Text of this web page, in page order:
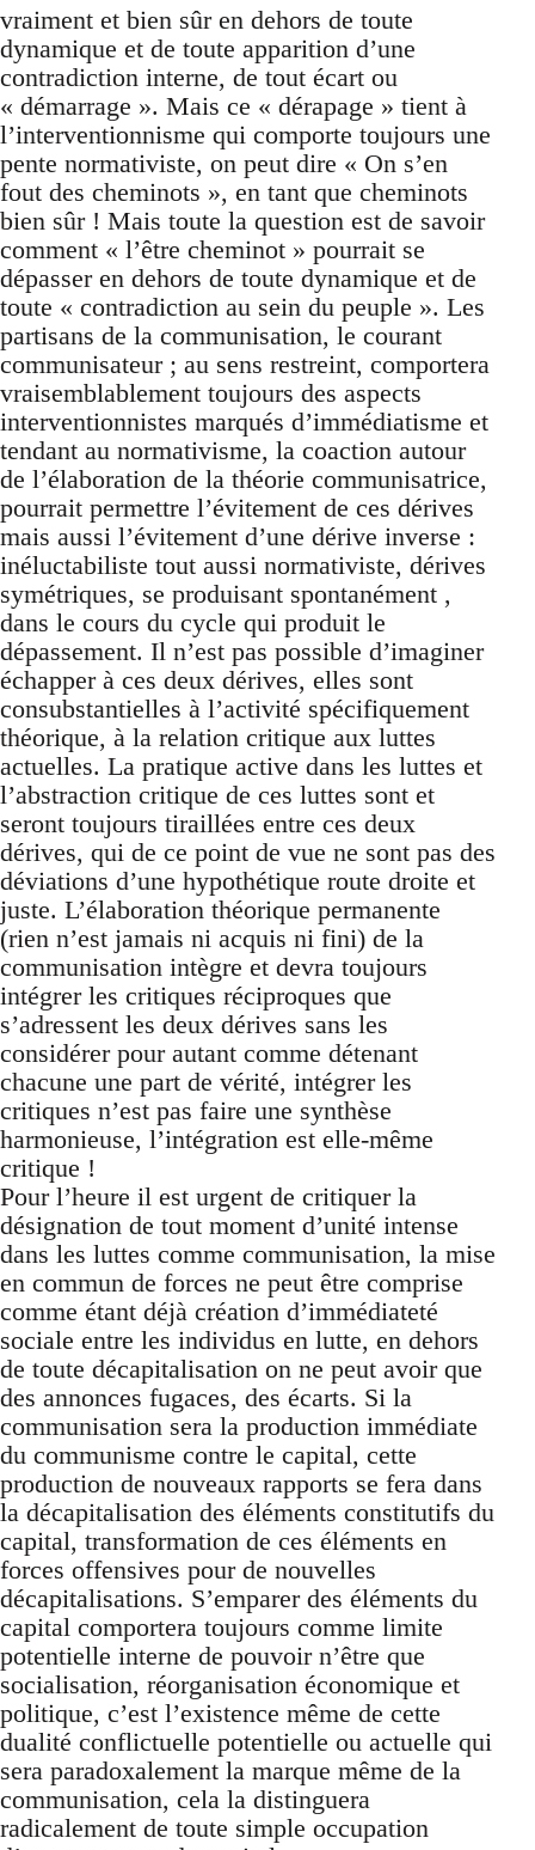
vraiment et bien sûr en dehors de toute
dynamique et de toute apparition d’une
contradiction interne, de tout écart ou
« démarrage ». Mais ce « dérapage » tient à
l’interventionnisme qui comporte toujours une
pente normativiste, on peut dire « On s’en
fout des cheminots », en tant que cheminots
bien sûr ! Mais toute la question est de savoir
comment « l’être cheminot » pourrait se
dépasser en dehors de toute dynamique et de
toute « contradiction au sein du peuple ». Les
partisans de la communisation, le courant
communisateur ; au sens restreint, comportera
vraisemblablement toujours des aspects
interventionnistes marqués d’immédiatisme et
tendant au normativisme, la coaction autour
de l’élaboration de la théorie communisatrice,
pourrait permettre l’évitement de ces dérives
mais aussi l’évitement d’une dérive inverse :
inéluctabiliste tout aussi normativiste, dérives
symétriques, se produisant spontanément ,
dans le cours du cycle qui produit le
dépassement. Il n’est pas possible d’imaginer
échapper à ces deux dérives, elles sont
consubstantielles à l’activité spécifiquement
théorique, à la relation critique aux luttes
actuelles. La pratique active dans les luttes et
l’abstraction critique de ces luttes sont et
seront toujours tiraillées entre ces deux
dérives, qui de ce point de vue ne sont pas des
déviations d’une hypothétique route droite et
juste. L’élaboration théorique permanente
(rien n’est jamais ni acquis ni fini) de la
communisation intègre et devra toujours
intégrer les critiques réciproques que
s’adressent les deux dérives sans les
considérer pour autant comme détenant
chacune une part de vérité, intégrer les
critiques n’est pas faire une synthèse
harmonieuse, l’intégration est elle-même
critique !
Pour l’heure il est urgent de critiquer la
désignation de tout moment d’unité intense
dans les luttes comme communisation, la mise
en commun de forces ne peut être comprise
comme étant déjà création d’immédiateté
sociale entre les individus en lutte, en dehors
de toute décapitalisation on ne peut avoir que
des annonces fugaces, des écarts. Si la
communisation sera la production immédiate
du communisme contre le capital, cette
production de nouveaux rapports se fera dans
la décapitalisation des éléments constitutifs du
capital, transformation de ces éléments en
forces offensives pour de nouvelles
décapitalisations. S’emparer des éléments du
capital comportera toujours comme limite
potentielle interne de pouvoir n’être que
socialisation, réorganisation économique et
politique, c’est l’existence même de cette
dualité conflictuelle potentielle ou actuelle qui
sera paradoxalement la marque même de la
communisation, cela la distinguera
radicalement de toute simple occupation